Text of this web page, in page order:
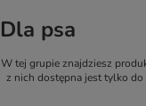
Dla psa
W tej grupie znajdziesz
z nich dostępna jest tylko